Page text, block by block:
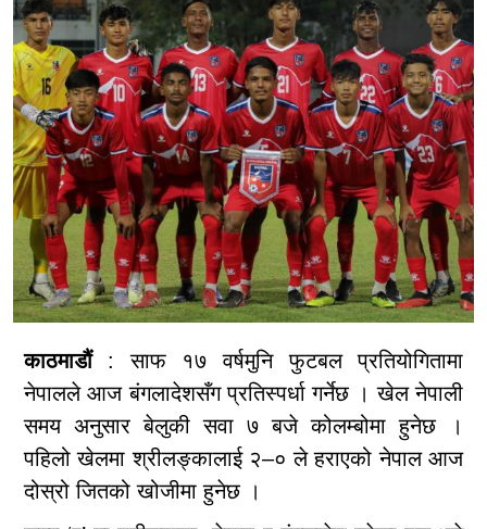
काठमाडौं : साफ १७ वर्षमुनि फुटबल प्रतियोगितामा
नेपालले आज बंगलादेशसँग प्रतिस्पर्धा गर्नेछ । खेल नेपाली
समय अनुसार बेलुकी सवा ७ बजे कोलम्बोमा हुनेछ ।
पहिलो खेलमा श्रीलङ्कालाई २–० ले हराएको नेपाल आज
दोस्रो जितको खोजीमा हुनेछ ।